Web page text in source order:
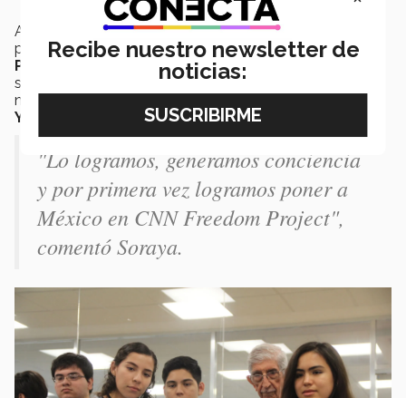
Al día siguiente,Sorayarecibiría la confirmación por
parte deRobyn Turner, quien esSenior Planning
Producer de CNN International, de que el día jueves
sería la entrevista con Zain Asher, presentadora de
noticias en
York.
"Lo logramos, generamos conciencia
y por primera vez logramos poner a
México en CNN Freedom Project",
comentó Soraya.
Recibe nuestro newsletter de
noticias: